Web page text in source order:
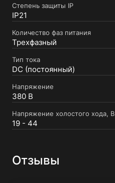
Степень защиты IP
IP21
Количество фаз питания
Трехфазный
Тип тока
DC (постоянный)
Напряжение
380 В
Напряжение холостого хода, В
19 - 44
Отзывы